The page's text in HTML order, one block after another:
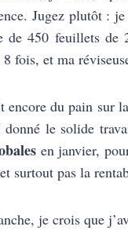
Jugez plutôt :
450 feuillets de
fois, et ma
du pain sur
donné le solide
en janvier,
surtout pas la
je crois que